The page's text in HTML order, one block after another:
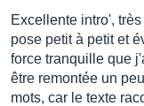
Excellente intro',
pose petit à petit et
force tranquille que
être remontée un
mots, car le texte